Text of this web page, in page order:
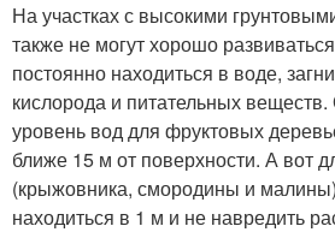
На участках с высокими
также не могут хорошо
постоянно находиться в воде,
кислорода и питательных
уровень вод для фруктовых
ближе 15 м от поверхности. А вот
(крыжовника, смородины и
находиться в 1 м и не навредить